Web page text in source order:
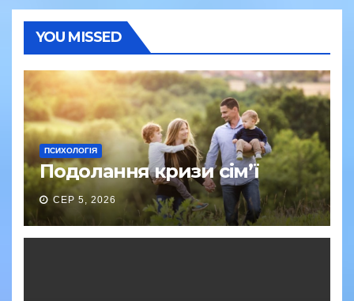
YOU MISSED
ПСИХОЛОГІЯ
Подолання кризи сім’ї
СЕР 5, 2026